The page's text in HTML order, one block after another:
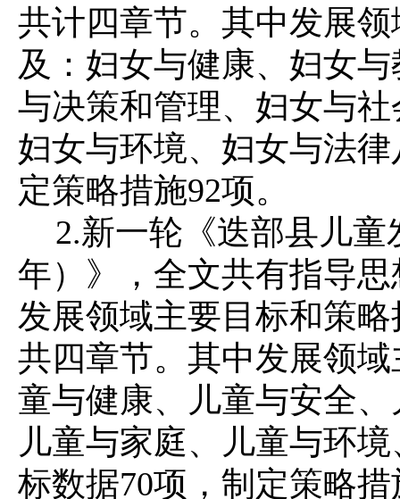
共计四章节。其中发展
及：妇女与健康、妇女
与决策和管理、妇女与
妇女与环境、妇女与法
定策略措施92项。
2.新一轮《迭部县儿童
年）》，全文共有指导
发展领域主要目标和策
共四章节。其中发展领
童与健康、儿童与安全
儿童与家庭、儿童与环
标数据70项，制定策略措